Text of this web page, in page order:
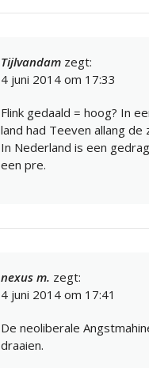
Tijlvandam zegt:
4 juni 2014 om 17:33
Flink gedaald = hoog? In
land had Teeven allang de
In Nederland is een
een pre.
nexus m. zegt:
4 juni 2014 om 17:41
De neoliberale
draaien.